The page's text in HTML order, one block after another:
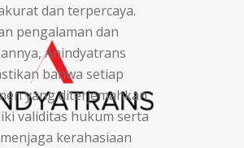
dan terpercaya.
pengalaman dan
Anindyatrans
bahwa setiap
yang diterjemahkan
validitas hukum serta
kerahasiaan